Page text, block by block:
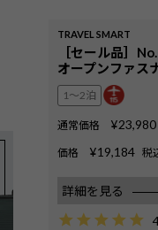
TRAVEL SMART
［セール品］
オープンファス
1〜2泊
通常価格 ¥23,980
価格 ¥19,184 税
詳細を見る